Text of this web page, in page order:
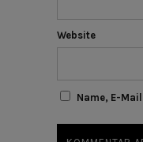
Website
Name, E-